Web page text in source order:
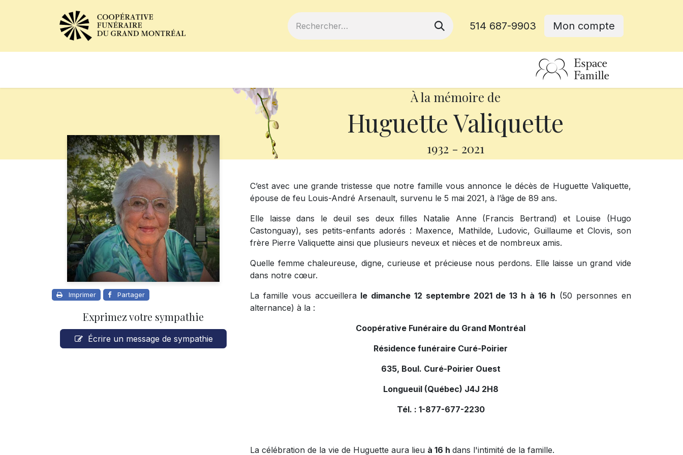
514 687-9903 Mon compte
À la mémoire de
Huguette Valiquette
1932 - 2021
Imprimer Partager
Exprimez votre sympathie
Écrire un message de sympathie
C’est avec une grande tristesse que notre famille vous annonce le décès de Huguette Valiquette,
épouse de feu Louis-André Arsenault, survenu le 5 mai 2021, à l’âge de 89 ans.
Elle laisse dans le deuil ses deux filles Natalie Anne (Francis Bertrand) et Louise (Hugo
Castonguay), ses petits-enfants adorés : Maxence, Mathilde, Ludovic, Guillaume et Clovis, son
frère Pierre Valiquette ainsi que plusieurs neveux et nièces et de nombreux amis.
Quelle femme chaleureuse, digne, curieuse et précieuse nous perdons. Elle laisse un grand vide
dans notre cœur.
La famille vous accueillerale dimanche 12 septembre 2021 de 13 h à 16 h (50 personnes en
alternance) à la :
Coopérative Funéraire du Grand Montréal
Résidence funéraire Curé-Poirier
635, Boul. Curé-Poirier Ouest
Longueuil (Québec) J4J 2H8
Tél. : 1-877-677-2230
La célébration de la vie de Huguette aura lieu à 16 h dans l'intimité de la famille.